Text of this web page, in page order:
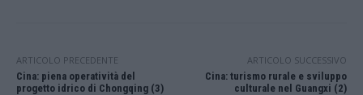
ARTICOLO PRECEDENTE
Cina: piena operatività del
progetto idrico di Chongqing (3)
ARTICOLO SUCCESSIVO
Cina: turismo rurale e sviluppo
culturale nel Guangxi (2)